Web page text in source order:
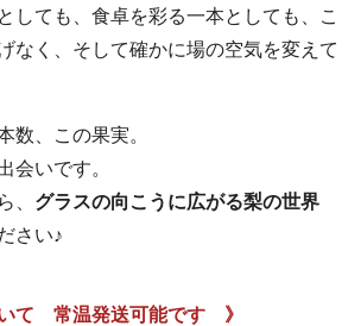
しても、食卓を彩る一本としても、こ
なく、そして確かに場の空気を変えて
数、この果実。
会いです。
、 グラスの向こうに広がる梨の世界
さい♪
て 常温発送可能です 》